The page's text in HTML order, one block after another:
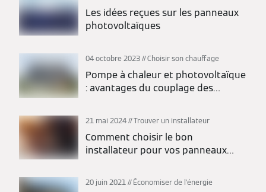
Les idées reçues sur les panneaux
photovoltaïques
04 octobre 2023 Choisir son chauffage
Pompe à chaleur et photovoltaïque
: avantages du couplage des
21 mai 2024 Trouver un installateur
Comment choisir le bon
installateur pour vos panneaux
20 juin 2021 Économiser de l'énergie